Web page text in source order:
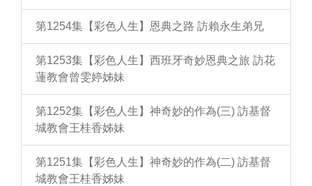
第1254集【彩色人生】恩典之路 訪賴永生弟兄
第1253集【彩色人生】西班牙奇妙恩典之旅 訪花
蓮教會曾雯婷姊妹
第1252集【彩色人生】神奇妙的作為(三) 訪基督
城教會王桂香姊妹
第1251集【彩色人生】神奇妙的作為(二) 訪基督
城教會王桂香姊妹